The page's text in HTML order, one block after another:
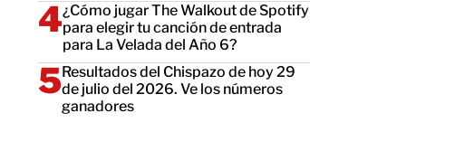
¿Cómo jugar The Walkout de Spotify
para elegir tu canción de entrada
para La Velada del Año 6?
Resultados del Chispazo de hoy 29
de julio del 2026. Ve los números
ganadores